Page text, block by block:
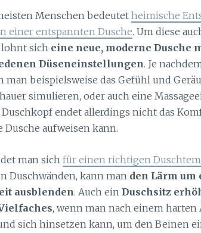
Menschen bedeutet heimische
einer entspannten Dusche. Um diese
sich eine neue, moderne Dusche
Düseneinstellungen. Je
man beispielsweise das Gefühl und
simulieren, oder auch eine
endet allerdings nicht das
Dusche aufweisen kann.
man sich für einen richtigen
Duschwänden, kann man den Lärm um
ausblenden. Auch ein Duschsitz
, wenn man nach einem harten
sich hinsetzen kann, um den Beinen